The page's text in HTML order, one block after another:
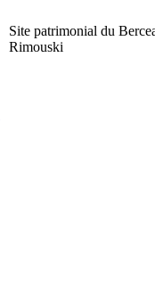
Site patrimonial du
Rimouski